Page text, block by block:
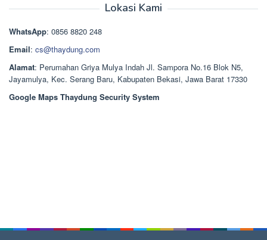
Rp1.378.000.
Lokasi Kami
WhatsApp: 0856 8820 248
Email: cs@thaydung.com
Alamat: Perumahan Griya Mulya Indah Jl. Sampora No.16 Blok N5,
Jayamulya, Kec. Serang Baru, Kabupaten Bekasi, Jawa Barat 17330
Google Maps Thaydung Security System